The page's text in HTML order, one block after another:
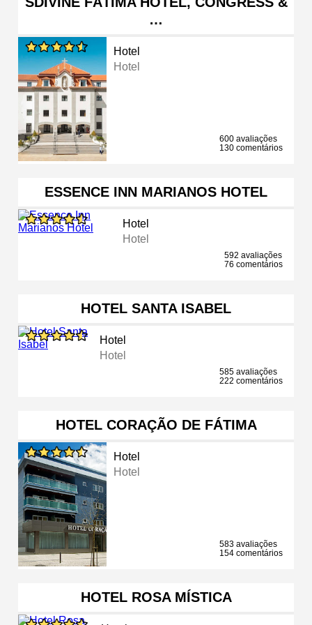
…
Hotel
Hotel
600 avaliações
130 comentários
ESSENCE INN MARIANOS HOTEL
Hotel
Hotel
592 avaliações
76 comentários
HOTEL SANTA ISABEL
Hotel
Hotel
585 avaliações
222 comentários
HOTEL CORAÇÃO DE FÁTIMA
Hotel
Hotel
583 avaliações
154 comentários
HOTEL ROSA MÍSTICA